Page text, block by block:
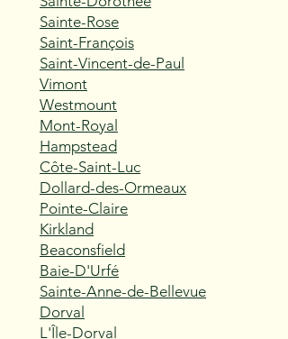
Sainte-Rose
Saint-François
Saint-Vincent-de-Paul
Vimont
Westmount
Mont-Royal
Hampstead
Côte-Saint-Luc
Dollard-des-Ormeaux
Pointe-Claire
Kirkland
Beaconsfield
Baie-D'Urfé
Sainte-Anne-de-Bellevue
Dorval
L'Île-Dorval